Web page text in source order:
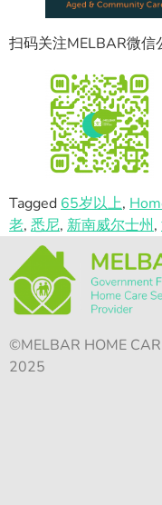
扫码关注MELBAR微信
Tagged 65岁以上,
老, 悉尼, 新南威尔士州,
©MELBAR HOME
2025